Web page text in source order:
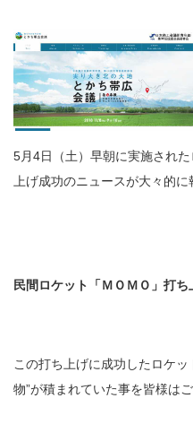
5月4日（土）早朝に実施され
上げ成功のニュースが大々的に
民間ロケット「ＭＯＭＯ」打ち
この打ち上げに成功したロケ
物”が積まれていた事を皆様は